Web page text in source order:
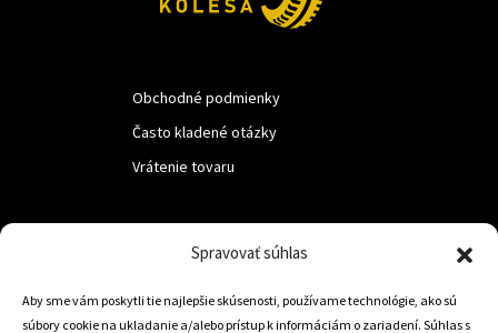
Spravovať súhlas
Aby sme vám poskytli tie najlepšie skúsenosti, používame technológie, ako sú
súbory cookie na ukladanie a/alebo prístup k informáciám o zariadení. Súhlas s
Obchodné podmienky
Často kladené otázky
Vrátenie tovaru
Trstená 02801